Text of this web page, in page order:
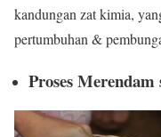
kandungan zat kimia,
pertumbuhan &
Proses Merendam